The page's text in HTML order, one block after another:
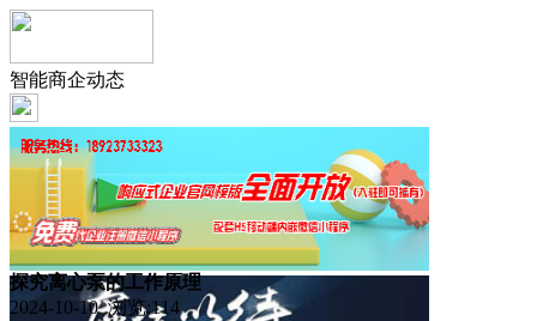
智能商企动态
探究离心泵的工作原理
2024-10-10 浏览:114